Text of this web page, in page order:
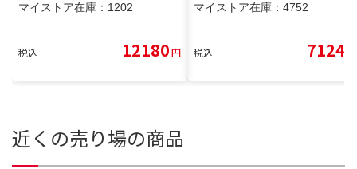
マイストア在庫： 1202
税込 12180円
マイストア在庫： 4752
税込 7124
近くの売り場の商品